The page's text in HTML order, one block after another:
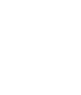
Beispiel
Sie